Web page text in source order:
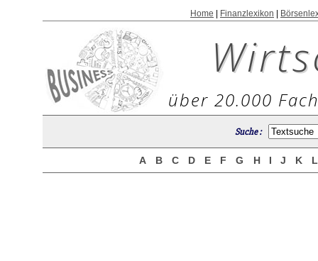
Home Finanzlexikon
über 20.000
Suche :
A B C D E F G H I J K